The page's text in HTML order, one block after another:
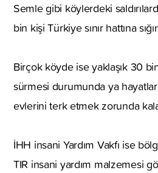
Semle gibi köylerdeki
bin kişi Türkiye sınır hattına
Birçok köyde ise yaklaşık 30 bin
sürmesi durumunda ya
evlerini terk etmek zorunda
İHH insani Yardım Vakfı ise
TIR insani yardım malzemesi